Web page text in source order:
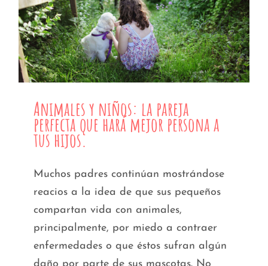
Animales y niños: la pareja perfecta que
hará mejor persona a tus hijos.
Animales y niños: la pareja
perfecta que hará mejor persona a
tus hijos.
Muchos padres continúan mostrándose
reacios a la idea de que sus pequeños
compartan vida con animales,
principalmente, por miedo a contraer
enfermedades o que éstos sufran algún